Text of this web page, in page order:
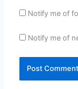
Notify me of
Notify me of